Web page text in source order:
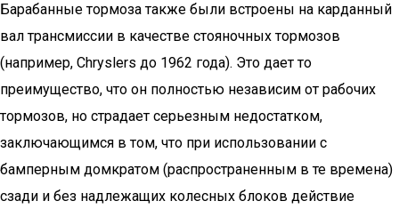
Барабанные тормоза также были встроены на карданный
вал трансмиссии в качестве стояночных тормозов
(например, Chryslers до 1962 года). Это дает то
преимущество, что он полностью независим от рабочих
тормозов, но страдает серьезным недостатком,
заключающимся в том, что при использовании с
бамперным домкратом (распространенным в те времена)
сзади и без надлежащих колесных блоков действие